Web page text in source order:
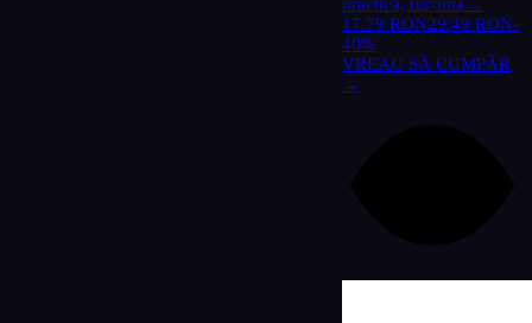
17.79 RON29.49 RON-
40%
VREAU SĂ CUMPĂR
→